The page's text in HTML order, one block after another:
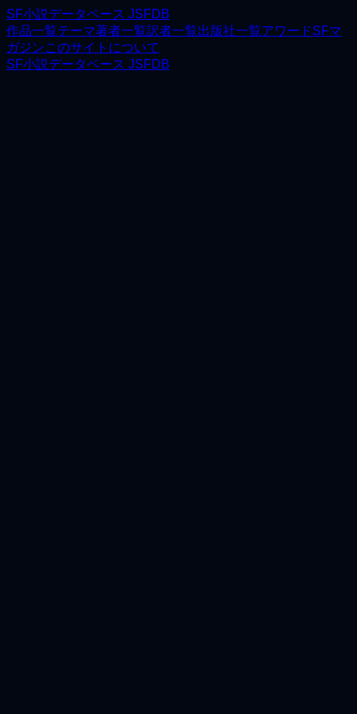
SF小説データベース JSFDB
作品一覧テーマ著者一覧訳者一覧出版社一覧アワードSFマ
ガジンこのサイトについて
SF小説データベース JSFDB